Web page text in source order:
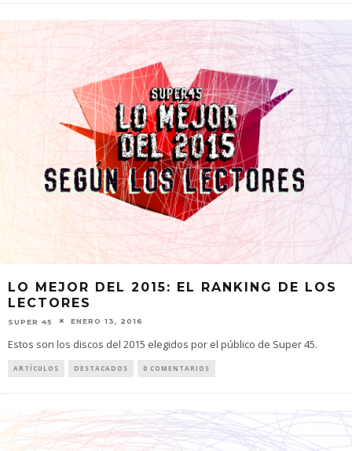
LO MEJOR DEL 2015: EL RANKING DE LOS
LECTORES
SUPER 45 ENERO 13, 2016
Estos son los discos del 2015 elegidos por el público de Super 45.
ARTÍCULOS DESTACADOS 0 COMENTARIOS